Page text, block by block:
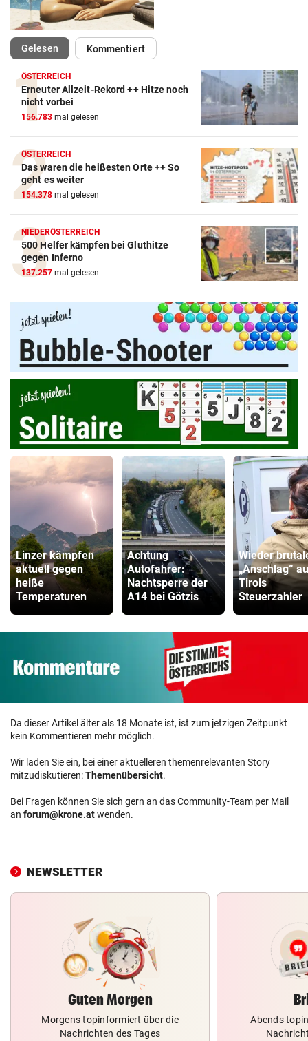
Gelesen(ausgewählt)Kommentiert
ÖSTERREICH
Erneuter Allzeit-Rekord ++ Hitze noch
nicht vorbei
156.783 mal gelesen
ÖSTERREICH
Das waren die heißesten Orte ++ So
geht es weiter
154.378 mal gelesen
NIEDERÖSTERREICH
500 Helfer kämpfen bei Gluthitze
gegen Inferno
137.257 mal gelesen
Linzer kämpfen
aktuell gegen
heiße
Temperaturen
Achtung
Autofahrer:
Nachtsperre der
A14 bei Götzis
Wieder
„Anschlag“
Tirols
Steuerzahler
Da dieser Artikel älter als 18 Monate ist, ist zum jetzigen Zeitpunkt
kein Kommentieren mehr möglich.
Wir laden Sie ein, bei einer aktuelleren themenrelevanten Story
mitzudiskutieren:Themenübersicht.
Bei Fragen können Sie sich gern an das Community-Team per Mail
an forum@krone.atwenden.
NEWSLETTER
Guten Morgen
Morgens topinformiert über die
Nachrichten des Tages
Abends